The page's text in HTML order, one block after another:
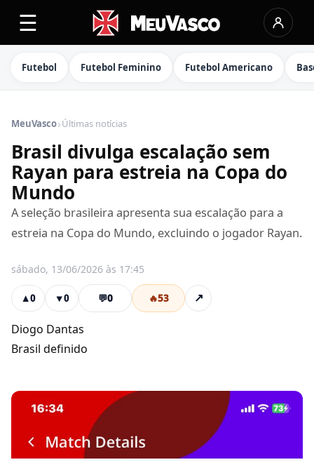
☰
Futebol Futebol Feminino Futebol Americano
MeuVasco›Últimas notícias
Brasil divulga escalação sem
Rayan para estreia na Copa do
Mundo
A seleção brasileira apresenta sua escalação para a
estreia na Copa do Mundo, excluindo o jogador Rayan.
sábado, 13/06/2026 às 17:45
▲0 ▼0 💬0 🔥53 ↗
Diogo Dantas
Brasil definido